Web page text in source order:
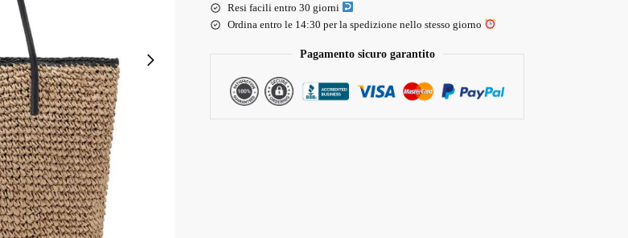
Resi facili entro 30 giorni
Ordina entro le 14:30 per la spedizione nello stesso giorno
Pagamento sicuro garantito